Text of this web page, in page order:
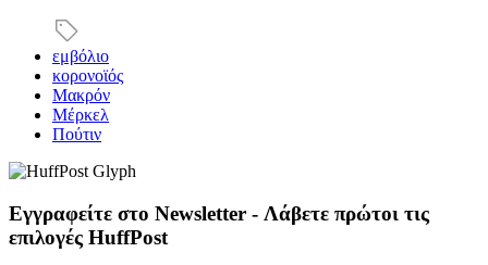
εμβόλιο
κορονοϊός
Μακρόν
Μέρκελ
Πούτιν
Εγγραφείτε στο Newsletter - Λάβετε πρώτοι τις
επιλογές HuffPost